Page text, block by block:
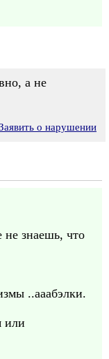
а не
о нарушении
знаешь, что
..ааабэлки.
или